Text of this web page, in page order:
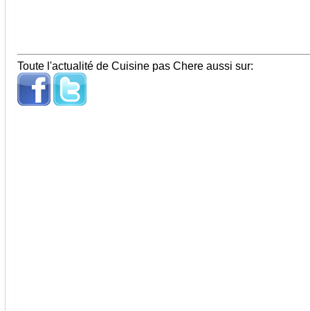
Toute l'actualité de Cuisine pas Chere aussi sur: